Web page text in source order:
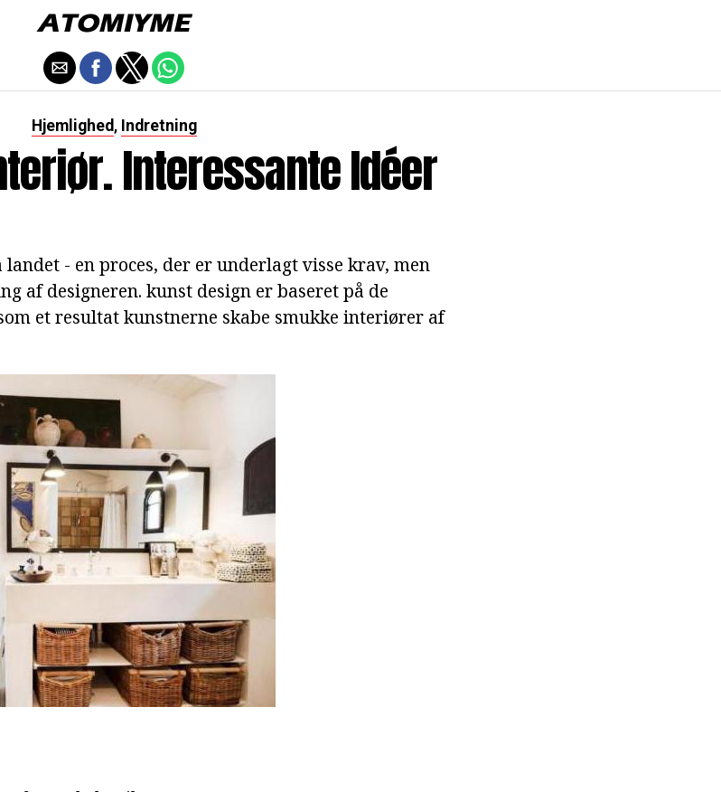
Hjemlighed, Indretning
Interessante Idéer
- en proces, der er underlagt visse krav, men
af designeren. kunst design er baseret på de
et resultat kunstnerne skabe smukke interiører af